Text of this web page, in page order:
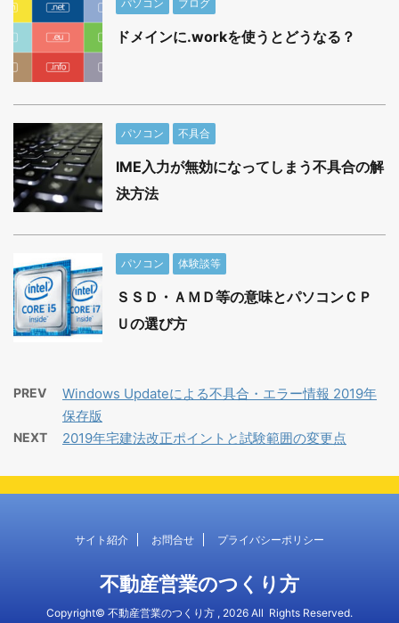
パソコン ブログ
ドメインに.workを使うとどうなる？
パソコン 不具合
IME入力が無効になってしまう不具合の解
決方法
パソコン 体験談等
ＳＳＤ・ＡＭＤ等の意味とパソコンＣＰ
Ｕの選び方
PREV
Windows Updateによる不具合・エラー情報 2019年
保存版
NEXT 2019年宅建法改正ポイントと試験範囲の変更点
サイト紹介 お問合せ プライバシーポリシー
不動産営業のつくり方
Copyright© 不動産営業のつくり方 , 2026 All Rights Reserved.